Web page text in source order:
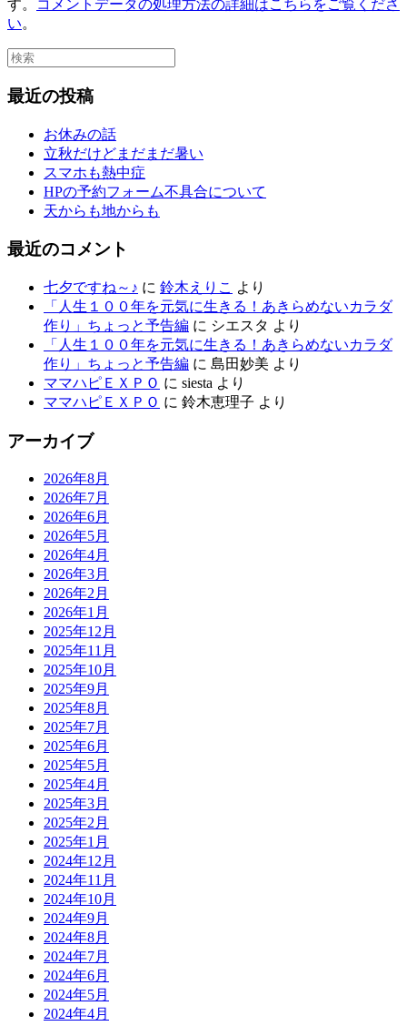
す。
コメントデータの処理方法の詳細はこちらをご覧くださ
い。
最近の投稿
お休みの話
立秋だけどまだまだ暑い
スマホも熱中症
HPの予約フォーム不具合について
天からも地からも
最近のコメント
七夕ですね～♪ に 鈴木えりこ より
「人生１００年を元気に生きる！あきらめないカラダ
作り」ちょっと予告編 に シエスタ より
「人生１００年を元気に生きる！あきらめないカラダ
作り」ちょっと予告編 に 島田妙美 より
ママハピＥＸＰＯ に siesta より
ママハピＥＸＰＯ に 鈴木恵理子 より
アーカイブ
2026年8月
2026年7月
2026年6月
2026年5月
2026年4月
2026年3月
2026年2月
2026年1月
2025年12月
2025年11月
2025年10月
2025年9月
2025年8月
2025年7月
2025年6月
2025年5月
2025年4月
2025年3月
2025年2月
2025年1月
2024年12月
2024年11月
2024年10月
2024年9月
2024年8月
2024年7月
2024年6月
2024年5月
2024年4月